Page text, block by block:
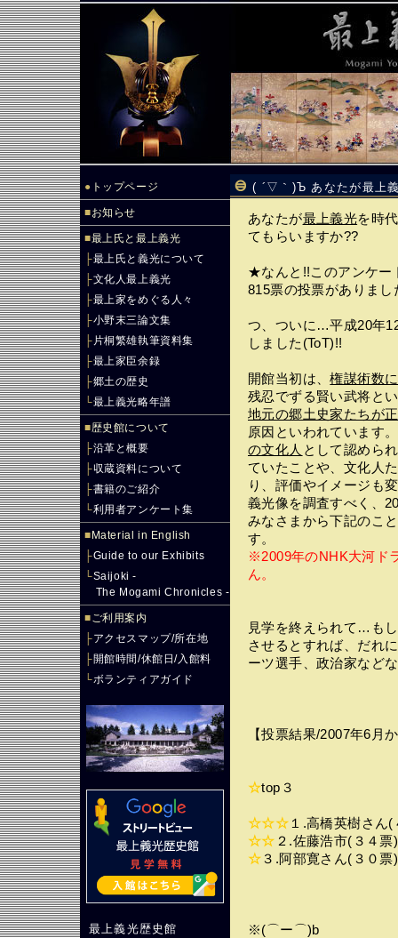
● トップページ
■お知らせ
■最上氏と最上義光
├最上氏と義光について
├文化人最上義光
├最上家をめぐる人々
├小野末三論文集
├ 片桐繁雄執筆資料集
├最上家臣余録
├郷土の歴史
└最上義光略年譜
■歴史館について
├沿革と概要
├収蔵資料について
├書籍のご紹介
└利用者アンケート集
■ Material in English
├Guide to our Exhibits
└Saijoki -
The Mogami Chronicles -
■ご利用案内
├アクセスマップ/所在地
├開館時間/休館日/入館料
└ボランティアガイド
最上義光歴史館
( ´▽｀)Ъ あなたが最上
あなたが最上義光を時
てもらいますか??
★なんと!!このアンケ
815票の投票がありまし
つ、ついに…平成20年
しました(ToT)!!
開館当初は、権謀術数
残忍でずる賢い武将と
地元の郷土史家たちが
原因といわれています
の文化人 として認めら
ていたことや、文化人
り、評価やイメージも
義光像を調査すべく、
みなさまから下記のこ
す。
※2009年のNHK大河ド
ん。
見学を終えられて…も
させるとすれば、だれ
ーツ選手、政治家など
【投票結果/2007年6月
☆top３
☆☆☆ １.高橋英樹さん(
☆☆ ２.佐藤浩市(３４票)
☆３.阿部寛さん(３０票)
※(⌒ー⌒)b